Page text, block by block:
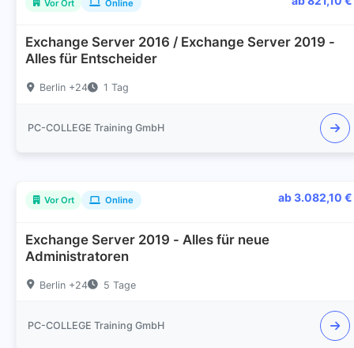
Vor Ort Online
Exchange Server 2016 / Exchange Server 2019 -
Alles für Entscheider
Berlin +24 1 Tag
PC-COLLEGE Training GmbH
Vor Ort Online ab 3.082,10 €
Exchange Server 2019 - Alles für neue
Administratoren
Berlin +24 5 Tage
PC-COLLEGE Training GmbH